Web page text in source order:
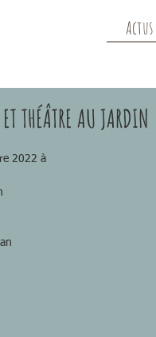
Actus
THÉÂTRE AU JARDIN
2022 à